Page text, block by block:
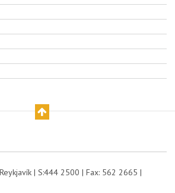
| S:444 2500 | Fax: 562 2665 |